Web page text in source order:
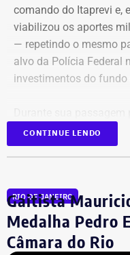
Declaração de
comando do Itaprevi e,
viabilizou os aportes
— repetindo o mesmo
alvo da Polícia Federal
investimentos do fundo
Itaguaí, a ex-gerente
para a estrutura interna
Youssef.
Mais de 20% da
CONTINUE LENDO
RIO DE JANEIRO
Gaitista
Medalha Pedro
Câmara do Rio